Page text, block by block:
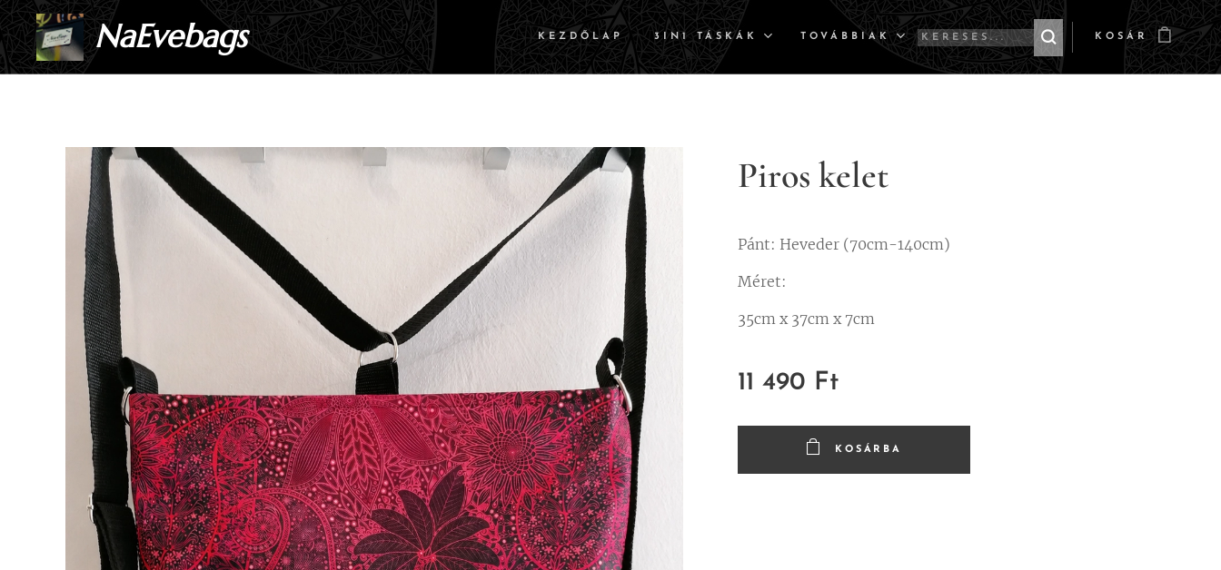
NaEvebags KEZDŐLAP 3IN1 TÁSKÁK TOVÁBBIAK KOSÁR
Piros kelet
Pánt: Heveder (70cm-140cm)
Méret:
35cm x 37cm x 7cm
11 490 Ft
KOSÁRBA